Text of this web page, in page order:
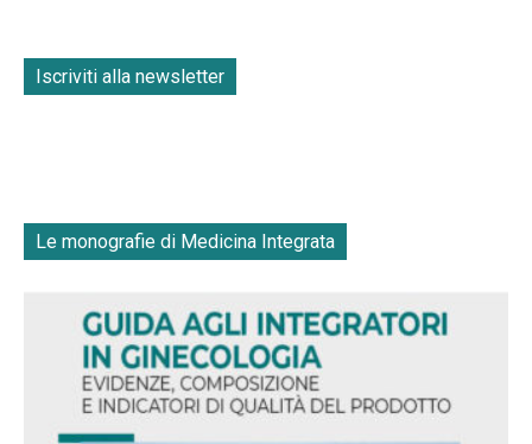
Iscriviti alla newsletter
Le monografie di Medicina Integrata